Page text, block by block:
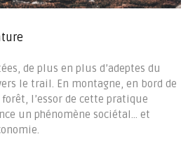
de plus en plus d’adeptes du
le trail. En montagne, en bord de
l’essor de cette pratique
un phénomène sociétal… et